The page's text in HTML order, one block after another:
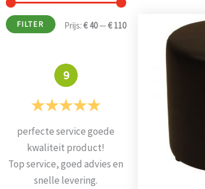
FILTER Prijs: € 40—€ 110
9
perfecte service goede
kwaliteit product!
Top service, goed advies en
snelle levering.
Alles super
mooie
Prima